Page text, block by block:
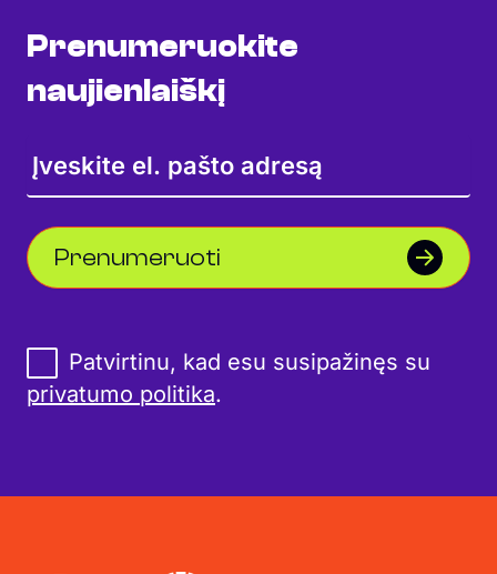
Prenumeruokite
naujienlaiškį
Prenumeruoti
Patvirtinu, kad esu susipažinęs su
privatumo politika.